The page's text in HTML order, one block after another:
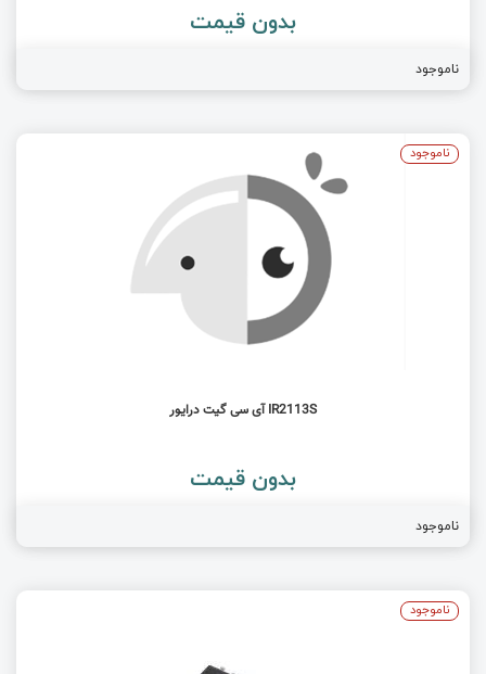
بدون قیمت
ناموجود
IR2113S آی سی گیت درایور
بدون قیمت
ناموجود
ناموجود
ناموجود